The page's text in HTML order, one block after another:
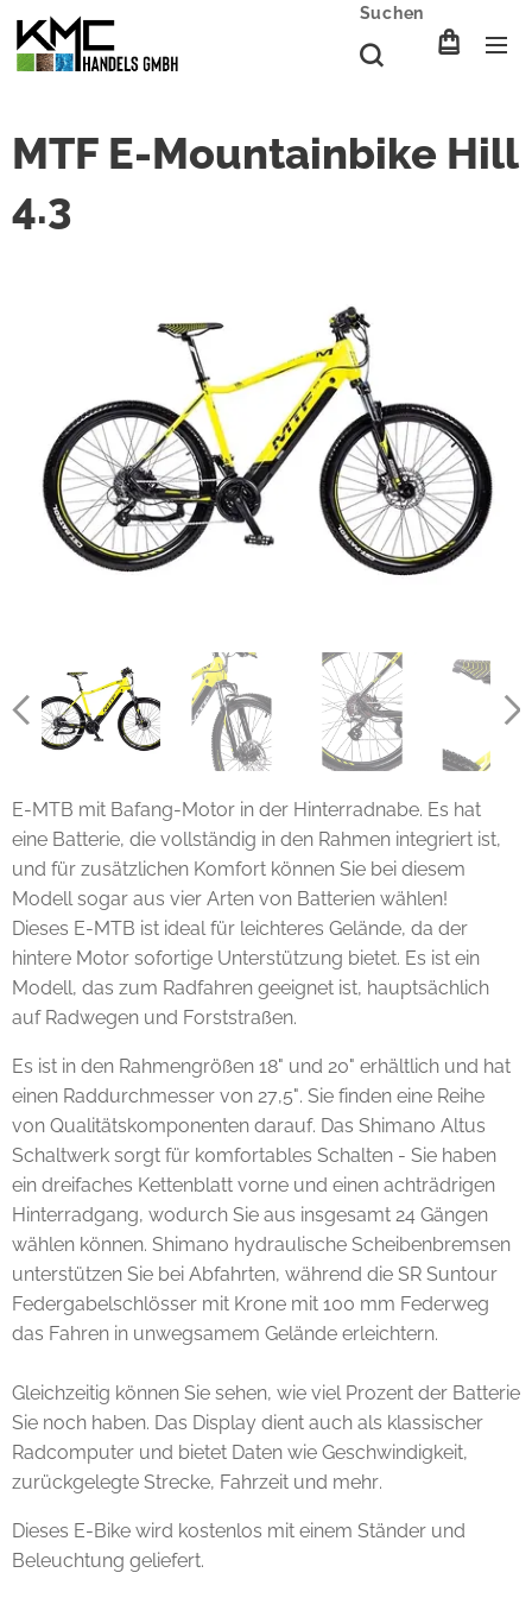
Suchen
MTF E-Mountainbike Hill
4.3
E-MTB mit Bafang-Motor in der Hinterradnabe. Es hat
eine Batterie, die vollständig in den Rahmen integriert ist,
und für zusätzlichen Komfort können Sie bei diesem
Modell sogar aus vier Arten von Batterien wählen!
Dieses E-MTB ist ideal für leichteres Gelände, da der
hintere Motor sofortige Unterstützung bietet. Es ist ein
Modell, das zum Radfahren geeignet ist, hauptsächlich
auf Radwegen und Forststraßen.
Es ist in den Rahmengrößen 18" und 20" erhältlich und hat
einen Raddurchmesser von 27,5". Sie finden eine Reihe
von Qualitätskomponenten darauf. Das Shimano Altus
Schaltwerk sorgt für komfortables Schalten - Sie haben
ein dreifaches Kettenblatt vorne und einen achträdrigen
Hinterradgang, wodurch Sie aus insgesamt 24 Gängen
wählen können. Shimano hydraulische Scheibenbremsen
unterstützen Sie bei Abfahrten, während die SR Suntour
Federgabelschlösser mit Krone mit 100 mm Federweg
das Fahren in unwegsamem Gelände erleichtern.
Gleichzeitig können Sie sehen, wie viel Prozent der Batterie
Sie noch haben. Das Display dient auch als klassischer
Radcomputer und bietet Daten wie Geschwindigkeit,
zurückgelegte Strecke, Fahrzeit und mehr.
Dieses E-Bike wird kostenlos mit einem Ständer und
Beleuchtung geliefert.